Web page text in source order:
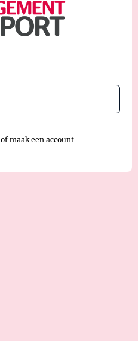
of maak een account